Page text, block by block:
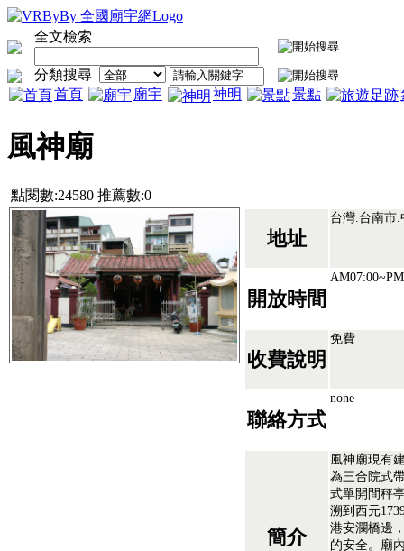
全文檢索
分類搜尋
首頁
廟宇 神明 景點
風神廟
點閱數:24580 推薦數:0
地址
台灣.台南市.
開放時間
收費說明
免費
聯絡方式
none
簡介
風神廟現有
為三合院式
式單開間秤
溯到西元
港安瀾橋邊
的安全。廟